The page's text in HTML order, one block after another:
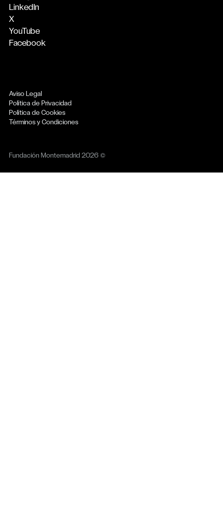
LinkedIn
X
YouTube
Facebook
Aviso Legal
Política de Privacidad
Política de Cookies
Términos y Condiciones
Fundación Montemadrid 2026 ©